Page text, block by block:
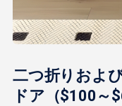
二つ折りおよ
ドア（$100～